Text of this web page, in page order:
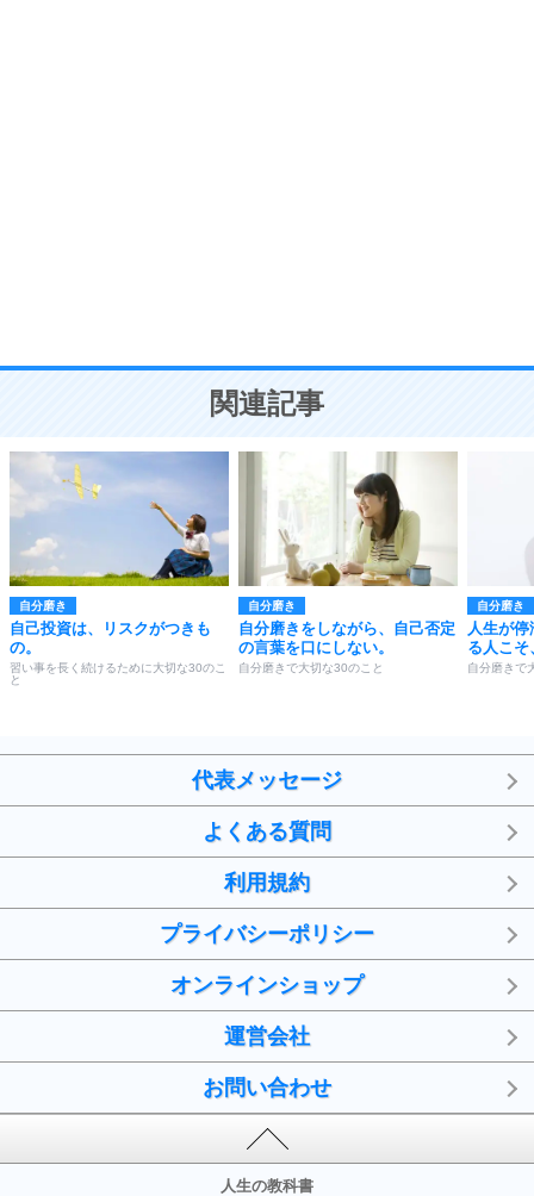
ことが大切。
関連記事
自分磨き
自己投資は、リスクがつきも
の。
習い事を長く続けるために大切な30のこ
と
自分磨き
自分磨きをしながら、自己否定
の言葉を口にしない。
自分磨きで大切な30のこと
自分磨き
人生が
る人こ
自分磨きで
代表メッセージ
よくある質問
利用規約
プライバシーポリシー
オンラインショップ
運営会社
お問い合わせ
人生の教科書